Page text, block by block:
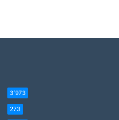
3٬973
273